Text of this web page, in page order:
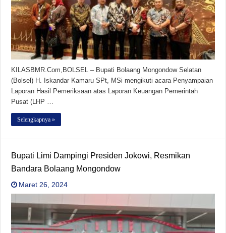
KILASBMR.Com,BOLSEL – Bupati Bolaang Mongondow Selatan
(Bolsel) H. Iskandar Kamaru SPt, MSi mengikuti acara Penyampaian
Laporan Hasil Pemeriksaan atas Laporan Keuangan Pemerintah
Pusat (LHP …
Selengkapnya »
Bupati Limi Dampingi Presiden Jokowi, Resmikan
Bandara Bolaang Mongondow
Maret 26, 2024